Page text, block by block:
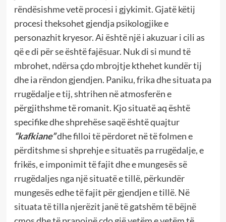
rëndësishme vetë procesi i gjykimit. Gjatë këtij
procesi theksohet gjendja psikologjike e
personazhit kryesor. Ai është një i akuzuar i cili as
që e di për se është fajësuar. Nuk di si mund të
mbrohet, ndërsa çdo mbrojtje kthehet kundër tij
dhe ia rëndon gjendjen. Paniku, frika dhe situata pa
rrugëdalje e tij, shtrihen në atmosferën e
përgjithshme të romanit. Kjo situatë aq është
specifike dhe shprehëse saqë është quajtur
“kafkiane”dhe filloi të përdoret në të folmen e
përditshme si shprehje e situatës pa rrugëdalje, e
frikës, e imponimit të fajit dhe e mungesës së
rrugëdaljes nga një situatë e tillë, përkundër
mungesës edhe të fajit për gjendjen e tillë. Në
situata të tilla njerëzit janë të gatshëm të bëjnë